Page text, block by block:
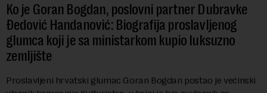
Ko je Goran Bogdan, poslovni partner Dubravke
Đedović Handanović: Biografija proslavljenog
glumca koji je sa ministarkom kupio luksuzno
zemljište
Proslavljeni hrvatski glumac Goran Bogdan postao je većinski